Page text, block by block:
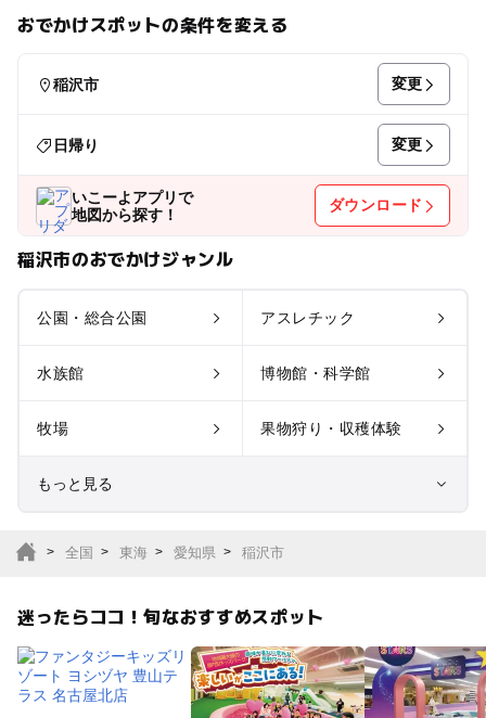
おでかけスポットの条件を変える
稲沢市 変更
日帰り 変更
いこーよアプリで
地図から探す！
ダウンロード
稲沢市のおでかけジャンル
公園・総合公園 アスレチック
水族館 博物館・科学館
牧場 果物狩り・収穫体験
もっと見る
サファリパーク
植物園・フラワーパー
ク
全国 東海 愛知県 稲沢市
迷ったらココ！旬なおすすめスポット